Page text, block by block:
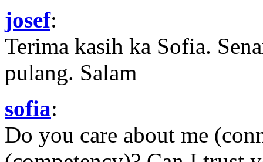
josef:
Terima kasih ka Sofia.
pulang. Salam
sofia:
Do you care about me